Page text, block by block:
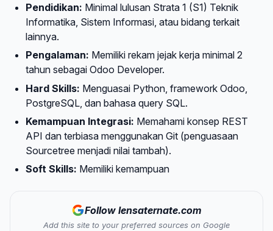
Pendidikan: Minimal lulusan Strata 1 (S1) Teknik
Informatika, Sistem Informasi, atau bidang terkait
lainnya.
Pengalaman: Memiliki rekam jejak kerja minimal 2
tahun sebagai Odoo Developer.
Hard Skills: Menguasai Python, framework Odoo,
PostgreSQL, dan bahasa query SQL.
Kemampuan Integrasi: Memahami konsep REST
API dan terbiasa menggunakan Git (penguasaan
Sourcetree menjadi nilai tambah).
Soft Skills: Memiliki kemampuan
Follow lensaternate.com
Add this site to your preferred sources on Google